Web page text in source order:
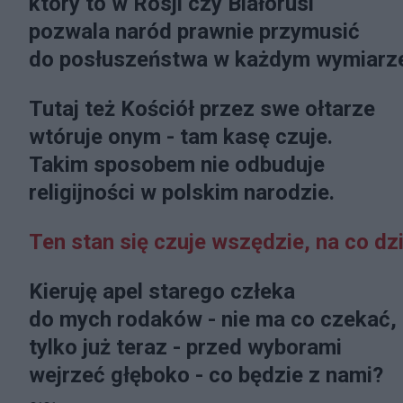
pozwala naród prawnie przymusić
do posłuszeństwa w każdym
Tutaj też Kościół przez swe ołtarze
wtóruje onym - tam kasę czuje.
Takim sposobem nie odbuduje
religijności w polskim narodzie.
Ten stan się czuje wszędzie, na co
Kieruję apel starego człeka
do mych rodaków - nie ma co czekać,
tylko już teraz - przed wyborami
wejrzeć głęboko - co będzie z nami?